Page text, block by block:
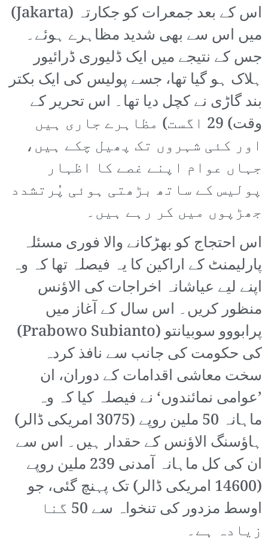
اس کے بعد جمعرات کو جکارتہ (Jakarta)
میں اس سے بھی شدید مظاہرے ہوئے۔
جس کے نتیجے میں ایک ڈلیوری ڈرائیور
ہلاک ہو گیا تھا، جسے پولیس کی ایک بکتر
بند گاڑی نے کچل دیا تھا۔ اس تحریر کے
وقت) 29 اگست) مظاہرے جاری ہیں
اور کئی شہروں تک پھیل چکے ہیں،
جہاں عوام اپنے غصے کا اظہار
پولیس کے ساتھ بڑھتی ہوئی پُرتشدد
جھڑپوں میں کر رہے ہیں۔
اس احتجاج کو بھڑکانے والا فوری مسئلہ
پارلیمنٹ کے اراکین کا یہ فیصلہ تھا کہ وہ
اپنے لیے عیاشانہ اخراجات کی الاؤنس
منظور کریں۔ اس سال کے آغاز میں
پرابووو سوبیانتو (Prabowo Subianto)
کی حکومت کی جانب سے نافذ کردہ
سخت معاشی اقدامات کے دوران، ان
’عوامی نمائندوں‘ نے فیصلہ کیا کہ وہ
ماہانہ 50 ملین روپے (3075 امریکی ڈالر)
ہاؤسنگ الاؤنس کے حقدار ہیں۔ اس سے
ان کی کل ماہانہ آمدنی 239 ملین روپے
(14600 امریکی ڈالر) تک پہنچ گئی، جو
اوسط مزدور کی تنخواہ سے 50 گنا
زیادہ ہے۔